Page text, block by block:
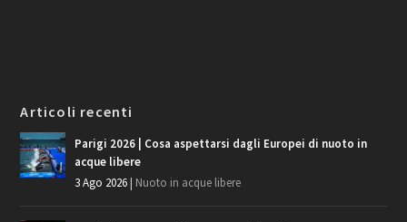
Articoli recenti
Parigi 2026 | Cosa aspettarsi dagli Europei di nuoto in
acque libere
3 Ago 2026| Nuoto in acque libere